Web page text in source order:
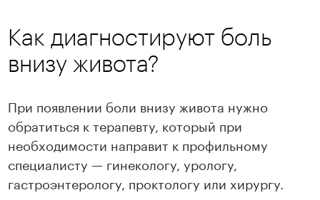
Как диагностируют боль
внизу живота?
При появлении боли внизу живота нужно
обратиться к терапевту, который при
необходимости направит к профильному
специалисту — гинекологу, урологу,
гастроэнтерологу, проктологу или хирургу.